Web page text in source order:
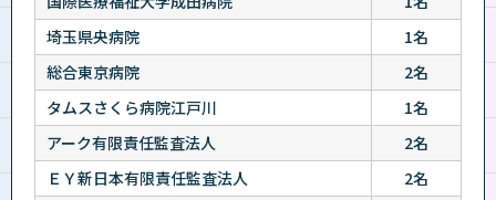
埼玉県央病院
1名
総合東京病院
2名
タムスさくら病院江戸川
1名
アーク有限責任監査法人
2名
ＥＹ新日本有限責任監査法人
2名